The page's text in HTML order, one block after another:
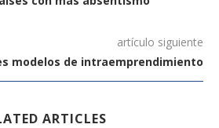
artículo siguiente
modelos de intraemprendimiento
ARTICLES